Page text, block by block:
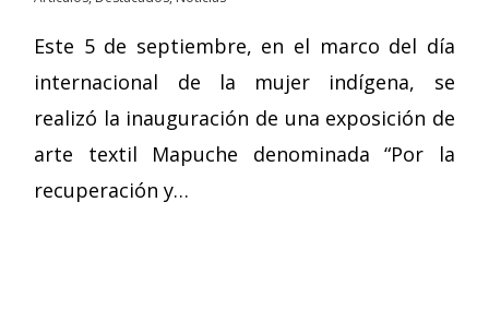
Este 5 de septiembre, en el marco del día
internacional de la mujer indígena, se
realizó la inauguración de una exposición de
arte textil Mapuche denominada “Por la
recuperación y…